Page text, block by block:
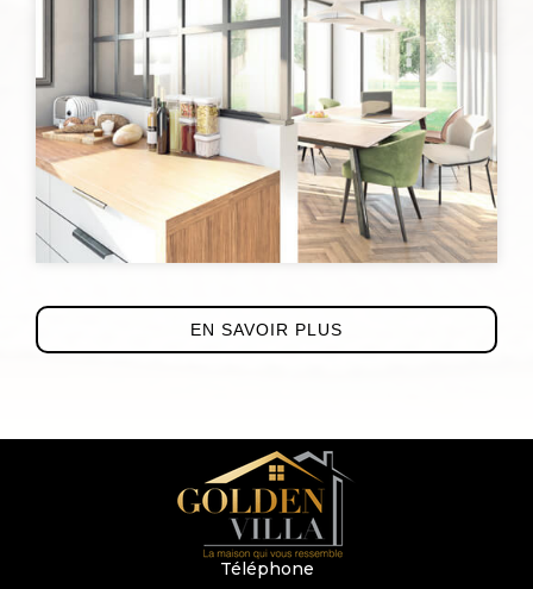
EN SAVOIR PLUS
Téléphone